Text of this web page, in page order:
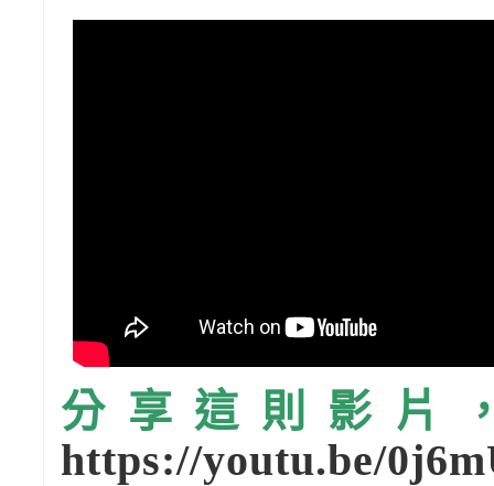
分享這則影片
https://youtu.be/